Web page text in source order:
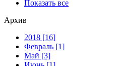
Показать все
Архив
2018 [16]
Февраль [1]
Май [3]